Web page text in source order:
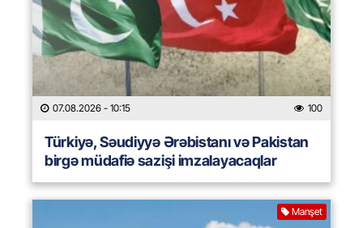
07.08.2026 - 10:15 100
Türkiyə, Səudiyyə Ərəbistanı və Pakistan
birgə müdafiə sazişi imzalayacaqlar
Manşet